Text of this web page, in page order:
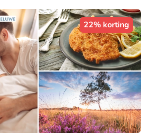
22% korting